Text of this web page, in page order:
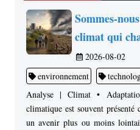
Sommes-
climat qui
2026-08-02
environnement
Analyse | Climat •
climatique est souvent présenté
un avenir plus ou moins